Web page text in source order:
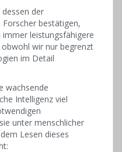
der
bestätigen,
leistungsfähigere
wir nur begrenzt
im Detail
wachsende
Intelligenz viel
unter menschlicher
Lesen dieses